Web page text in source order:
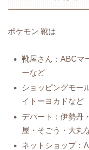
ポケモン 靴は
靴屋さん：ABCマ
ーなど
ショッピングモー
イトーヨカドなど
デパート：伊勢丹
屋・そごう・大丸
ネットショップ：